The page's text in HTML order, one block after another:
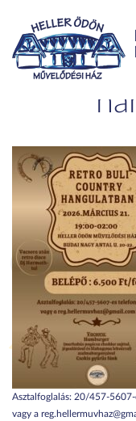
Retro
Asztalfoglalás: 20/457-5607-
vagy a